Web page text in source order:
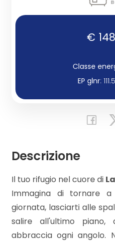
€
Classe
EP glnr:
Descrizione
Il tuo rifugio nel cuore di
Immagina di tornare
giornata, lasciarti alle
salire all'ultimo
abbraccia ogni angolo.
Totale
mq